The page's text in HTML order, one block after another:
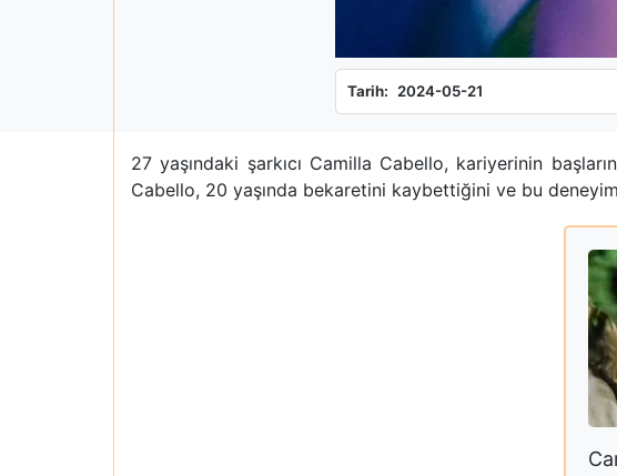
Tarih: 2024-05-21
27 yaşındaki şarkıcı Camilla Cabello, kariyerinin
Cabello, 20 yaşında bekaretini kaybettiğini ve bu deneyimi